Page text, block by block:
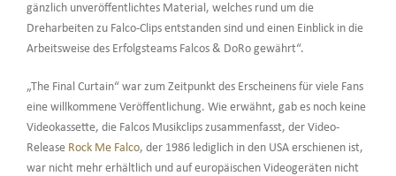
gänzlich unveröffentlichtes Material, welches rund um die
Dreharbeiten zu Falco-Clips entstanden sind und einen Einblick in die
Arbeitsweise des Erfolgsteams Falcos & DoRo gewährt“.
„The Final Curtain“ war zum Zeitpunkt des Erscheinens für viele Fans
eine willkommene Veröffentlichung. Wie erwähnt, gab es noch keine
Videokassette, die Falcos Musikclips zusammenfasst, der Video-
Release Rock Me Falco, der 1986 lediglich in den USA erschienen ist,
war nicht mehr erhältlich und auf europäischen Videogeräten nicht